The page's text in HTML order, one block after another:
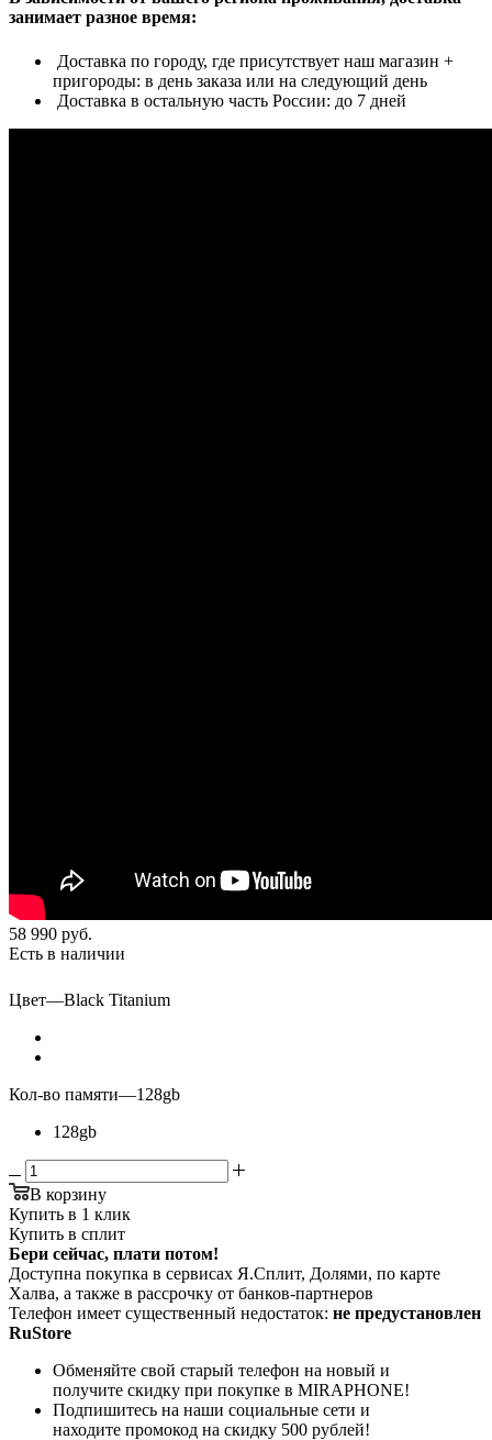
занимает разное время:
Доставка по городу, где присутствует наш магазин +
пригороды: в день заказа или на следующий день
Доставка в остальную часть России: до 7 дней
58 990 руб.
Есть в наличии
Цвет—Black Titanium
Кол-во памяти—128gb
128gb
В корзину
Купить в 1 клик
Купить в сплит
Бери сейчас, плати потом!
Доступна покупка в сервисах Я.Сплит, Долями, по карте
Халва, а также в рассрочку от банков-партнеров
Телефон имеет существенный недостаток: не предустановлен
RuStore
Обменяйте свой старый телефон на новый и
получите скидку при покупке в MIRAPHONE!
Подпишитесь на наши социальные сети и
находите промокод на скидку 500 рублей!